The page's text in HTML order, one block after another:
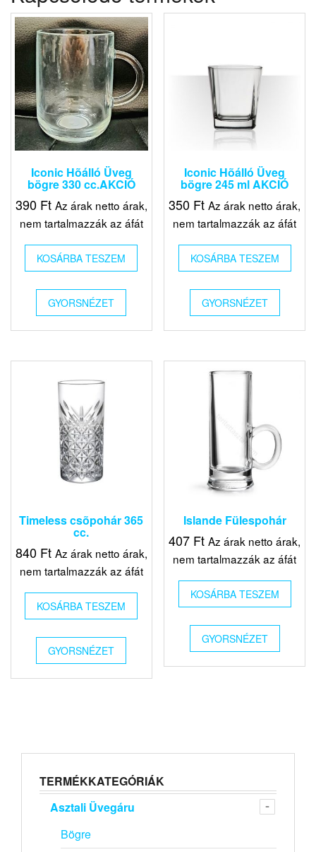
Iconic Hõálló Üveg
bögre 330 cc.AKCIÓ
390 Ft Az árak netto árak,
nem tartalmazzák az áfát
KOSÁRBA TESZEM
GYORSNÉZET
Iconic Hõálló Üveg
bögre 245 ml AKCIÓ
350 Ft Az árak netto árak,
nem tartalmazzák az áfát
KOSÁRBA TESZEM
GYORSNÉZET
Timeless csõpohár 365
cc.
840 Ft Az árak netto árak,
nem tartalmazzák az áfát
KOSÁRBA TESZEM
GYORSNÉZET
Islande Fülespohár
407 Ft Az árak netto árak,
nem tartalmazzák az áfát
KOSÁRBA TESZEM
GYORSNÉZET
TERMÉKKATEGÓRIÁK
Asztali Üvegáru
Bögre